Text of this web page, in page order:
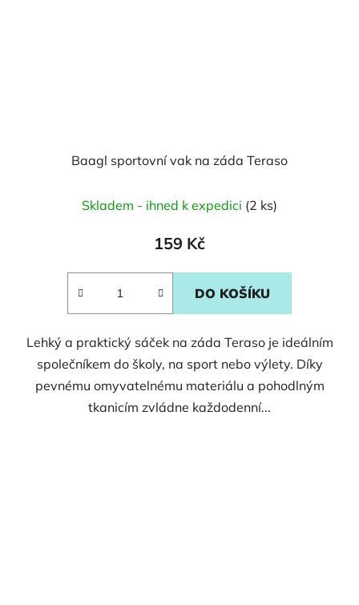
Baagl sportovní vak na záda Teraso
Skladem - ihned k expedici (2 ks)
159 Kč
DO KOŠÍKU
Lehký a praktický sáček na záda Teraso je ideálním
společníkem do školy, na sport nebo výlety. Díky
pevnému omyvatelnému materiálu a pohodlným
tkanicím zvládne každodenní...